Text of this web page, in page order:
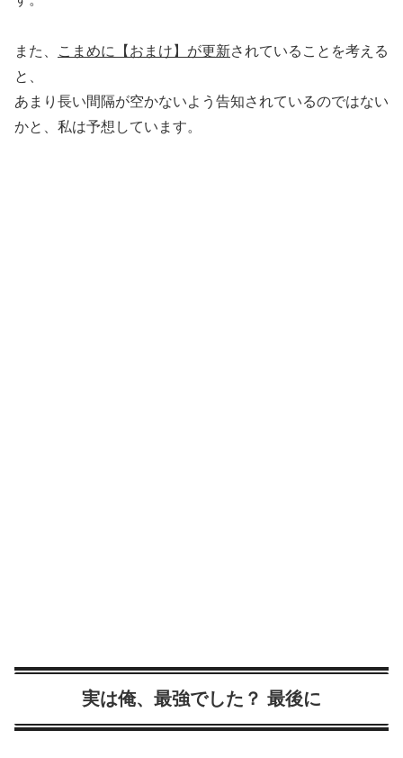
また、 こまめに【おまけ】が更新されていることを考える
と、
あまり長い間隔が空かないよう告知されているのではない
かと、私は予想しています。
実は俺、最強でした？ 最後に